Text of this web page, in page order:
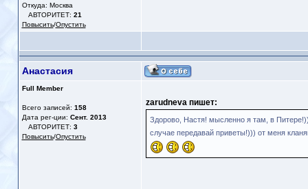
Откуда: Москва
АВТОРИТЕТ: 21
Повысить/Опустить
Анастасия
Full Member
Всего записей: 158
Дата рег-ции: Сент. 2013
АВТОРИТЕТ: 3
Повысить/Опустить
zarudneva пишет:
Здорово, Настя! мысленно я там, в
случае передавай приветы!))) от меня